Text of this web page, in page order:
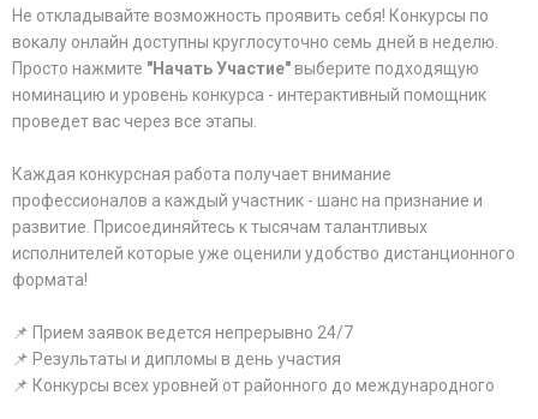
Не откладывайте возможность проявить себя! Конкурсы по
вокалу онлайн доступны круглосуточно семь дней в неделю.
Просто нажмите "Начать Участие"выберите подходящую
номинацию и уровень конкурса - интерактивный помощник
проведет вас через все этапы.
Каждая конкурсная работа получает внимание
профессионалов а каждый участник - шанс на признание и
развитие. Присоединяйтесь к тысячам талантливых
исполнителей которые уже оценили удобство дистанционного
формата!
📌 Прием заявок ведется непрерывно 24/7
📌 Результаты и дипломы в день участия
📌 Конкурсы всех уровней от районного до международного